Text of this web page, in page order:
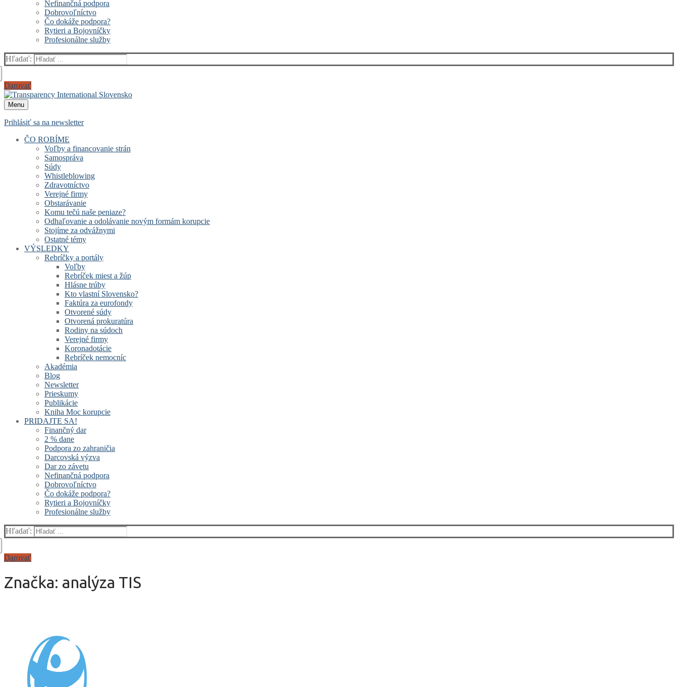
Nefinančná podpora
Dobrovoľníctvo
Čo dokáže podpora?
Rytieri a Bojovníčky
Profesionálne služby
Hľadať:
Darovať
Menu
Prihlásiť sa na newsletter
ČO ROBÍME
Voľby a financovanie strán
Samospráva
Súdy
Whistleblowing
Zdravotníctvo
Verejné firmy
Obstarávanie
Komu tečú naše peniaze?
Odhaľovanie a odolávanie novým formám korupcie
Stojíme za odvážnymi
Ostatné témy
VÝSLEDKY
Rebríčky a portály
Voľby
Rebríček miest a žúp
Hlásne trúby
Kto vlastní Slovensko?
Faktúra za eurofondy
Otvorené súdy
Otvorená prokuratúra
Rodiny na súdoch
Verejné firmy
Koronadotácie
Rebríček nemocníc
Akadémia
Blog
Newsletter
Prieskumy
Publikácie
Kniha Moc korupcie
PRIDAJTE SA!
Finančný dar
2 % dane
Podpora zo zahraničia
Darcovská výzva
Dar zo závetu
Nefinančná podpora
Dobrovoľníctvo
Čo dokáže podpora?
Rytieri a Bojovníčky
Profesionálne služby
Hľadať:
Darovať
Značka: analýza TIS